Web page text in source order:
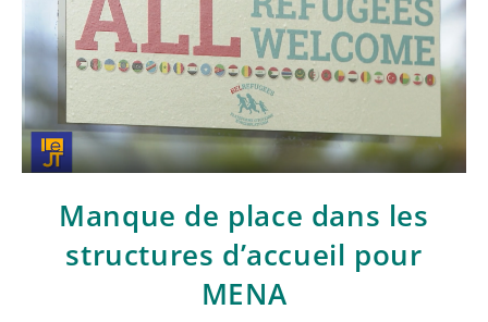
Manque de place dans les
structures d’accueil pour
MENA